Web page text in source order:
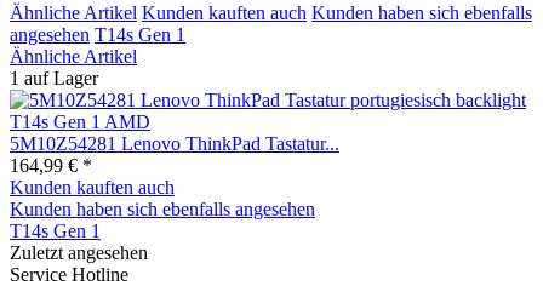
Ähnliche Artikel Kunden kauften auch Kunden haben sich ebenfalls
angesehen T14s Gen 1
Ähnliche Artikel
1 auf Lager
5M10Z54281 Lenovo ThinkPad Tastatur...
164,99 € *
Kunden kauften auch
Kunden haben sich ebenfalls angesehen
T14s Gen 1
Zuletzt angesehen
Service Hotline